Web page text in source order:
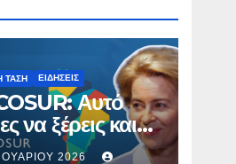
ΤΆΣΗ ΕΙΔΉΣΕΙΣ
Αυτό
να ξέρεις και
λένε.2026